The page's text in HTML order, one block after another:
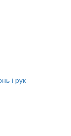
і рук